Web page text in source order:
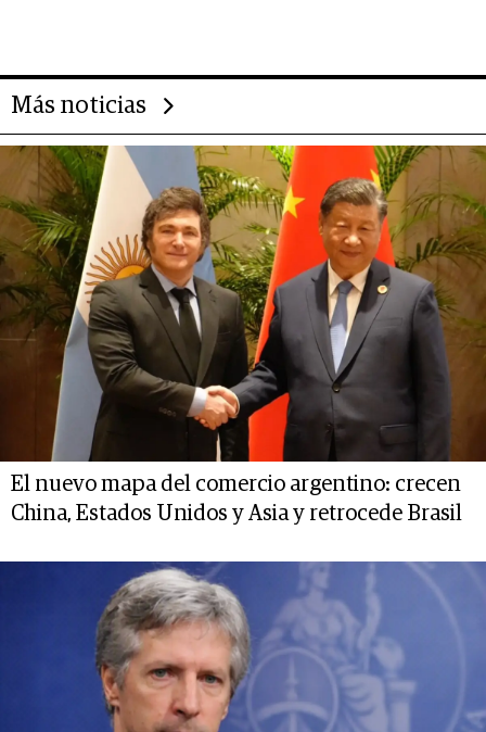
Más noticias
El nuevo mapa del comercio argentino: crecen
China, Estados Unidos y Asia y retrocede Brasil